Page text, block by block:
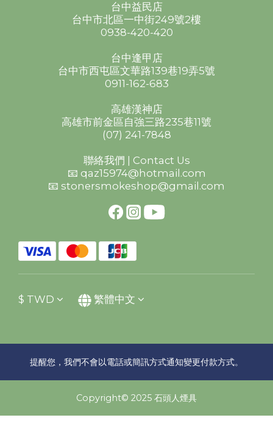
台中益民店
台中市北區一中街249號2樓
0938-420-420
台中逢甲店
台中市西屯區文華路139巷19弄5號
0911-162-683
高雄漢神店
高雄市前金區自強三路235巷11號
(07) 241-7848
聯絡我們 | Contact Us
📧 qaz15974@hotmail.com
📧 stonersmokeshop@gmail.com
$ TWD 繁體中文
提醒您，我們不會以電話或簡訊方式通知變更付款方式。
Copyright© 2025 石頭人煙具